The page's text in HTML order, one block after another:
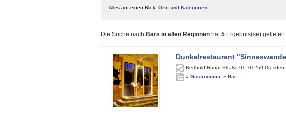
Alles auf einen Blick: Orte und Kategorien
Die Suche nach Bars in allen Regionen hat5 Ergebnis(se) geliefert:
Dunkelrestaurant
Berthold-Haupt-Straße 91 01259 Dresden
» Gastronomie » Bar